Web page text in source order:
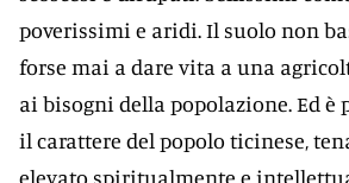
poverissimi e aridi. Il suolo non
forse mai a dare vita a una
ai bisogni della popolazione. Ed è
il carattere del popolo ticinese,
elevato spiritualmente e